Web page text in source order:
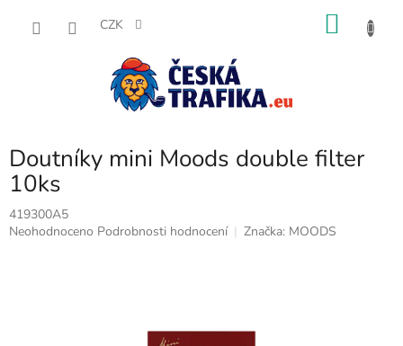
CZK
Doutníky mini Moods double filter
10ks
419300A5
Průměrné
Neohodnoceno Podrobnosti hodnocení Značka: MOODS